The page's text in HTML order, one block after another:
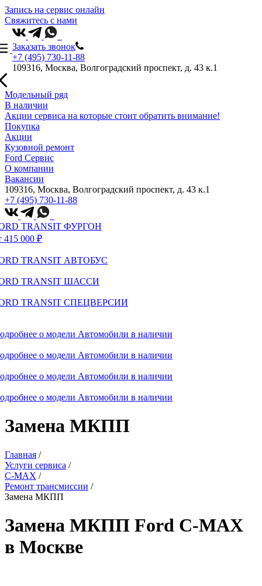
Запись на сервис онлайн
Свяжитесь с нами
Заказать звонок
+7 (495) 730-11-88
109316, Москва, Волгоградский проспект, д. 43 к.1
Модельный ряд
В наличии
Акции сервиса на которые стоит обратить внимание!
Покупка
Акции
Кузовной ремонт
Ford Сервис
О компании
Вакансии
109316, Москва, Волгоградский проспект, д. 43 к.1
+7 (495) 730-11-88
TRANSIT ФУРГОН
415 000 ₽
TRANSIT АВТОБУС
TRANSIT ШАССИ
TRANSIT СПЕЦВЕРСИИ
о модели Автомобили в наличии
о модели Автомобили в наличии
о модели Автомобили в наличии
о модели Автомобили в наличии
Замена МКПП
Главная /
Услуги сервиса /
C-MAX /
Ремонт трансмиссии /
Замена МКПП
Замена МКПП Ford C-MAX
в Москве